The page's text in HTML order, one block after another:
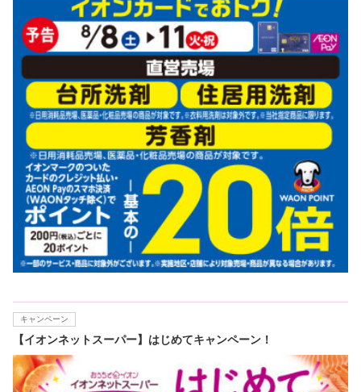
キャンペーン
【イオンネットスーパー】はじめてキャンペーン！